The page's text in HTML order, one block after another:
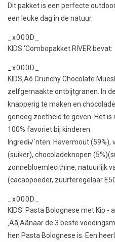
Dit pakket is een perfecte
een leuke dag in de natuur.
_x000D_
KIDS 'Combopakket RIVER bevat:
_x000D_
KIDS‚Äô Crunchy Chocolate
zelfgemaakte ontbijtgranen. In
knapperig te maken en
genoeg zoetheid te geven. Het is
100% favoriet bij kinderen.
Ingredi√´nten: Havermout
(suiker), chocoladeknopen
zonnebloemlecithine, natuurlijk
(cacaopoeder, zuurteregelaar
_x000D_
KIDS' Pasta Bolognese met Kip -
‚Äã‚Äãnaar de 3 beste
hen Pasta Bolognese is. Een